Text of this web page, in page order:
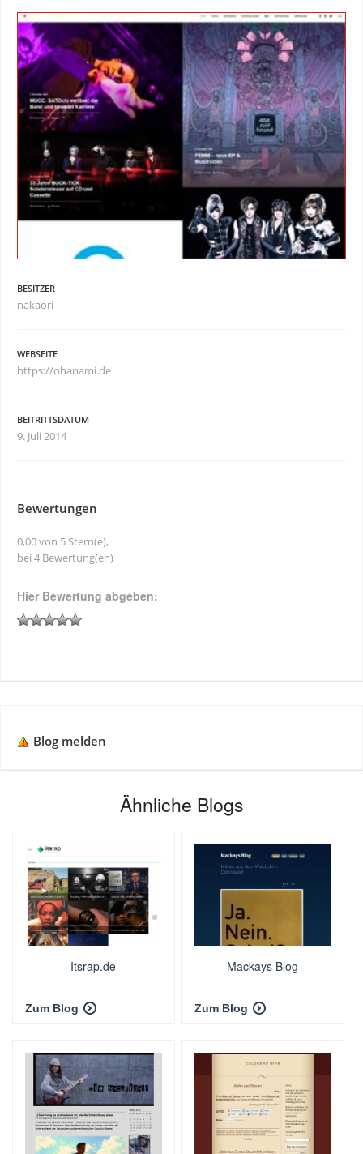
BESITZER
nakaori
WEBSEITE
https://ohanami.de
BEITRITTSDATUM
9. Juli 2014
Bewertungen
0,00 von 5 Stern(e),
bei 4 Bewertung(en)
Hier Bewertung abgeben:
Blog melden
Ähnliche Blogs
Itsrap.de
Zum Blog
Mackays Blog
Zum Blog